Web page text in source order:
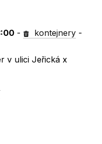
- kontejnery -
v ulici Jeřická x